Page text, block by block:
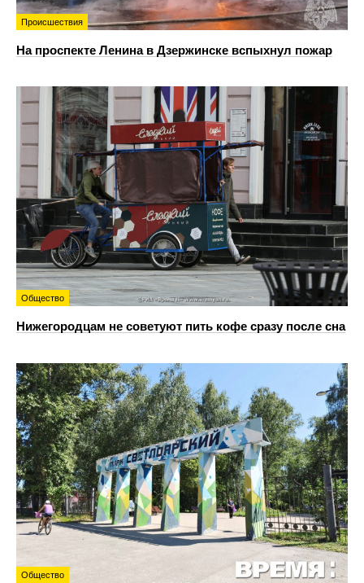
Происшествия
На проспекте Ленина в Дзержинске вспыхнул пожар
Общество
Нижегородцам не советуют пить кофе сразу после сна
Общество